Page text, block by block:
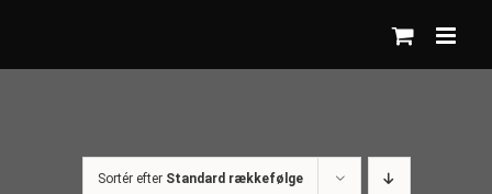
Sortér efter Standard rækkefølge